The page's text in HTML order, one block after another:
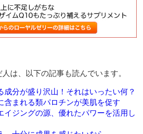
は、以下の記事も読んでいます。
成分が盛り沢山！それはいったい何？
含まれる類パロチンが美肌を促す
イジングの源、優れたパワーを活用し